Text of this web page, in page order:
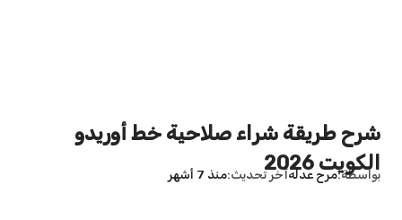
شرح طريقة شراء صلاحية خط أوريدو
الكويت 2026
بواسطة مرح عدلهآخر تحديث منذ 7 أشهر